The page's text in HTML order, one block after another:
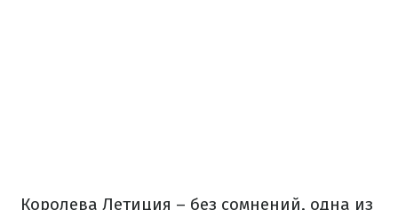
Королева Летиция – без сомнений, одна из